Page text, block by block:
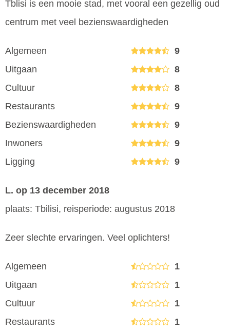
Tblisi is een mooie stad, met vooral een gezellig oud
centrum met veel bezienswaardigheden
Algemeen
9
Uitgaan
8
Cultuur
8
Restaurants
9
Bezienswaardigheden
9
Inwoners
9
Ligging
9
L. op 13 december 2018
plaats: Tbilisi, reisperiode: augustus 2018
Zeer slechte ervaringen. Veel oplichters!
Algemeen
1
Uitgaan
1
Cultuur
1
Restaurants
1